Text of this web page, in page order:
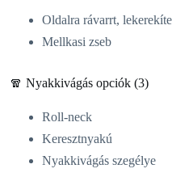
Oldalra rávarrt,
Mellkasi zseb
🧣 Nyakkivágás opciók (3)
Roll-neck
Keresztnyakú
Nyakkivágás szegélye